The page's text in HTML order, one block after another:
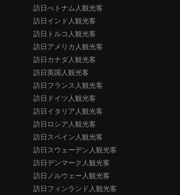
訪日べトナム人観光客
訪日インド人観光客
訪日トルコ人観光客
訪日アメリカ人観光客
訪日カナダ人観光客
訪日英国人観光客
訪日フランス人観光客
訪日ドイツ人観光客
訪日イタリア人観光客
訪日ロシア人観光客
訪日スペイン人観光客
訪日スウェーデン人観光客
訪日デンマーク人観光客
訪日ノルウェー人観光客
訪日フィンランド人観光客